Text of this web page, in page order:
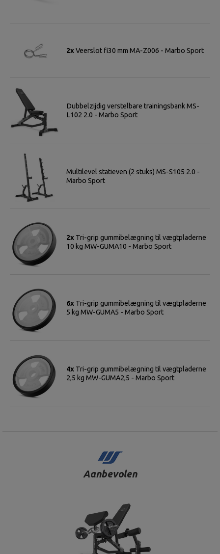
2xVeerslot fi30 mm MA-Z006 - Marbo Sport
Dubbelzijdig verstelbare trainingsbank MS-
L102 2.0 - Marbo Sport
Multilevel statieven (2 stuks) MS-S105 2.0 -
Marbo Sport
2x Tri-grip gummibelægning til vægtpladerne
10 kg MW-GUMA10 - Marbo Sport
6x Tri-grip gummibelægning til vægtpladerne
5 kg MW-GUMA5 - Marbo Sport
4x Tri-grip gummibelægning til vægtpladerne
2,5 kg MW-GUMA2,5 - Marbo Sport
Aanbevolen